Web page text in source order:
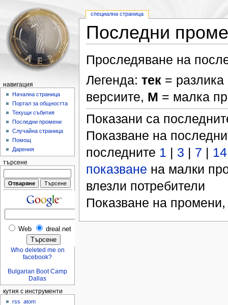
Последни
Проследяване на
Легенда: тек= разлика
версиите, М = малка
Показани са
Показване на
последните 1 | 3 | 7 | 14
показване на малки
влезли потребители
Показване на
специална страница
навигация
Начална страница
Портал за общността
Текущи събития
Последни промени
Случайна страница
Помощ
Дарения
търсене
Web dreal.net
Who deleted me on
facebook?
Bulgarian Boot Camp
Dallas
кутия с инструменти
rss
atom